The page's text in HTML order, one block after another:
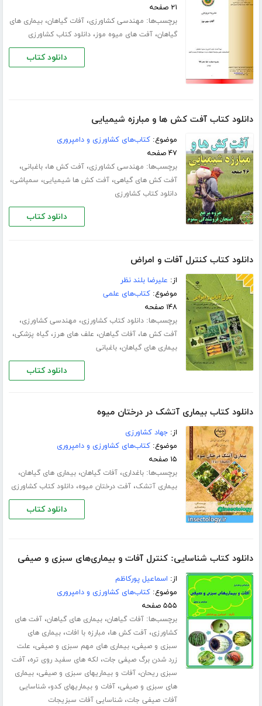
۲۱ صفحه
برچسب‌ها: مهندسی کشاورزی،آفات گیاهان،بیماری های
گیاهان،آفت های میوه موز،دانلود کتاب کشاورزی
دانلود کتاب
دانلود کتاب آفت کش ها و مبارزه شیمیایی
موضوع:کتاب‌های کشاورزی و دامپروری
۴۷ صفحه
برچسب‌ها: مهندسی کشاورزی،آفت کش ها،باغبانی،
آفت کش های گیاهی،آفت کش ها شیمیایی، سمپاشی،
دانلود کتاب کشاورزی
دانلود کتاب
دانلود کتاب کنترل آفات و امراض
از: علیرضا بلند نظر
موضوع:کتاب‌های علمی
۱۴۸ صفحه
برچسب‌ها:دانلود کتاب کشاورزی، مهندسی کشاورزی،
آفت کش ها،آفات گیاهان، علف های هرز،گیاه پزشکی،
بیماری های گیاهان،باغبانی
دانلود کتاب
دانلود کتاب بیماری آتشک در درختان میوه
از:جهاد کشاورزی
موضوع:کتاب‌های کشاورزی و دامپروری
۱۵ صفحه
برچسب‌ها:باغداری،آفات گیاهان،بیماری های گیاهان،
بیماری آتشک،آفت درختان میوه،دانلود کتاب کشاورزی
دانلود کتاب
دانلود کتاب شناسایی: کنترل آفات و بیماری‌های سبزی و صیفی
از: اسماعیل پورکاظم
موضوع:کتاب‌های کشاورزی و دامپروری
۵۵۵ صفحه
برچسب‌ها:آفات گیاهان،بیماری های گیاهان،آفت های
کشاورزی،آفت کش ها، مبارزه با افات،بیماری های
سبزی و صیفی،بیماری های مهم سبزی و صیفی، علت
زرد شدن برگ صیفی جات، لکه های سفید روی تره،آفت
سبزی ریحان،آفات و بیماریهای سبزی و صیفی،بیماری
های سبزی و صیفی،آفات و بیماریهای کدو،شناسایی
آفات صیفی جات،شناسایی آفات سبزیجات